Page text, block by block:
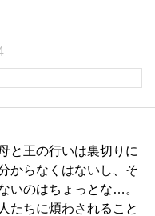
と王の行いは裏切りに
からなくはないし、そ
いのはちょっとな…。
たちに煩わされること